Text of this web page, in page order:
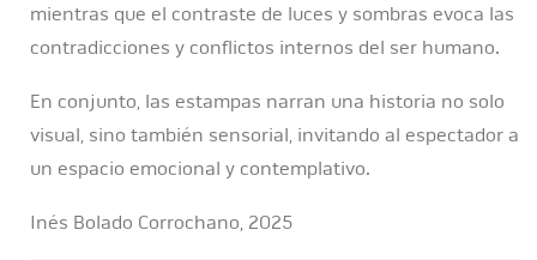
mientras que el contraste de luces y sombras evoca las
contradicciones y conflictos internos del ser humano.
En conjunto, las estampas narran una historia no solo
visual, sino también sensorial, invitando al espectador a
un espacio emocional y contemplativo.
Inés Bolado Corrochano, 2025